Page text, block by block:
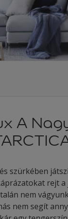
A
szürkében
rejt
nem
nem segít